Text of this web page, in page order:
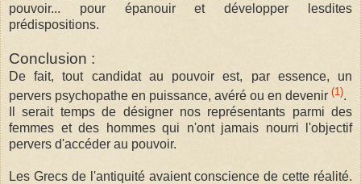
pouvoir... pour épanouir et développer lesdites
prédispositions.
Conclusion :
De fait, tout candidat au pouvoir est, par essence, un
pervers psychopathe en puissance, avéré ou en devenir (1).
Il serait temps de désigner nos représentants parmi des
femmes et des hommes qui n'ont jamais nourri l'objectif
pervers d'accéder au pouvoir.
Les Grecs de l'antiquité avaient conscience de cette réalité.